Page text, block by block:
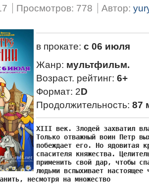
Просмотров: 778 Автор:
в прокате: с 06 июля
Жанр: мультфильм.
Возраст. рейтинг: 6+
Формат: 2D
Продолжительность: 87
XIII век. Злодей захватил
Только отважный воин Петр
побеждает его. Но ядовитая
спасителя княжества.
применить свой дар, чтобы
людьми вспыхивает
несмотря на множество